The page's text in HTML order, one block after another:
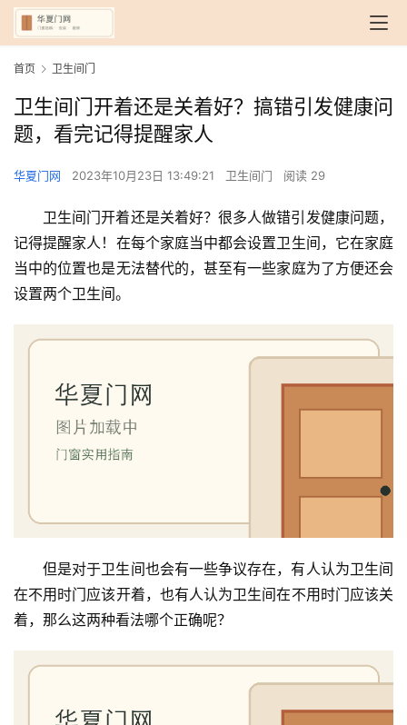
首页 卫生间门
卫生间门开着还是关着好？搞错引发健康问
题，看完记得提醒家人
华夏门网 2023年10月23日 13:49:21 卫生间门 阅读 29
卫生间门开着还是关着好？很多人做错引发健康问题，
记得提醒家人！在每个家庭当中都会设置卫生间，它在家庭
当中的位置也是无法替代的，甚至有一些家庭为了方便还会
设置两个卫生间。
但是对于卫生间也会有一些争议存在，有人认为卫生间
在不用时门应该开着，也有人认为卫生间在不用时门应该关
着，那么这两种看法哪个正确呢？